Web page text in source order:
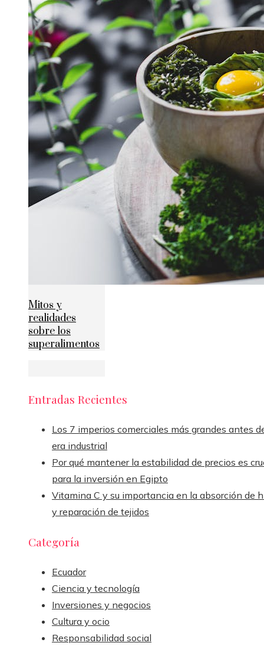
Mitos y
realidades
sobre los
superalimentos
Entradas Recientes
Los 7 imperios comerciales más grandes antes
era industrial
Por qué mantener la estabilidad de precios es
para la inversión en Egipto
Vitamina C y su importancia en la absorción de
y reparación de tejidos
Categoría
Ecuador
Ciencia y tecnología
Inversiones y negocios
Cultura y ocio
Responsabilidad social